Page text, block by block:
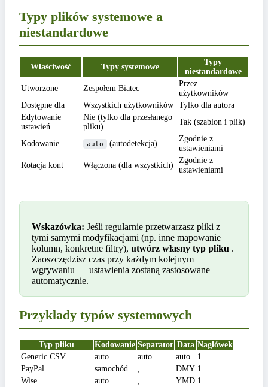
Typy plików systemowe a
niestandardowe
Właściwość Typy systemowe
Typy
niestandardowe
Utworzone
Zespołem Biatec
Przez
użytkowników
Dostępne dla
Wszystkich użytkowników Tylko dla autora
Edytowanie
ustawień
Nie (tylko dla przesłanego
pliku)
Tak (szablon i plik)
Kodowanie auto (autodetekcja)
Zgodnie z
ustawieniami
Rotacja kont
Włączona (dla wszystkich)
Zgodnie z
ustawieniami
Wskazówka: Jeśli regularnie przetwarzasz pliki z
tymi samymi modyfikacjami (np. inne mapowanie
kolumn, konkretne filtry), utwórz własny typ pliku .
Zaoszczędzisz czas przy każdym kolejnym
wgrywaniu — ustawienia zostaną zastosowane
automatycznie.
Przykłady typów systemowych
Typ pliku Kodowanie Separator Data Nagłówek
Generic CSV
auto auto auto
1
PayPal
samochód , DMY 1
Wise
auto , YMD 1